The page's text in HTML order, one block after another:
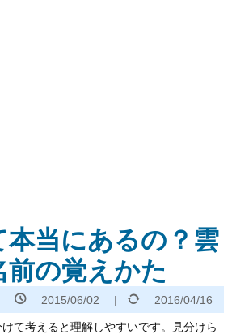
本当にあるの？雲
前の覚えかた
2015/06/02 2016/04/16
て考えると理解しやすいです。見分けら